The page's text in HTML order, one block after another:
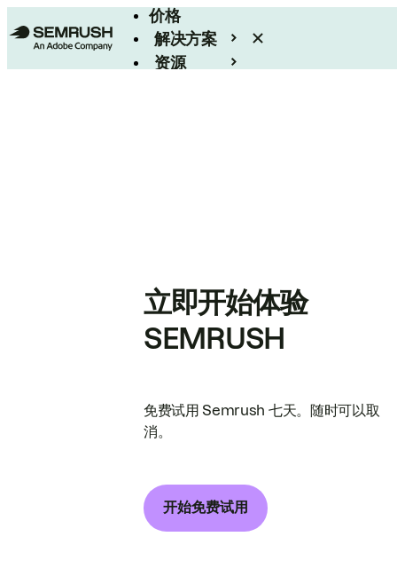
价格
解决方案
资源
立即开始体验
SEMRUSH
免费试用 Semrush 七天。随时可以取
消。
开始免费试用